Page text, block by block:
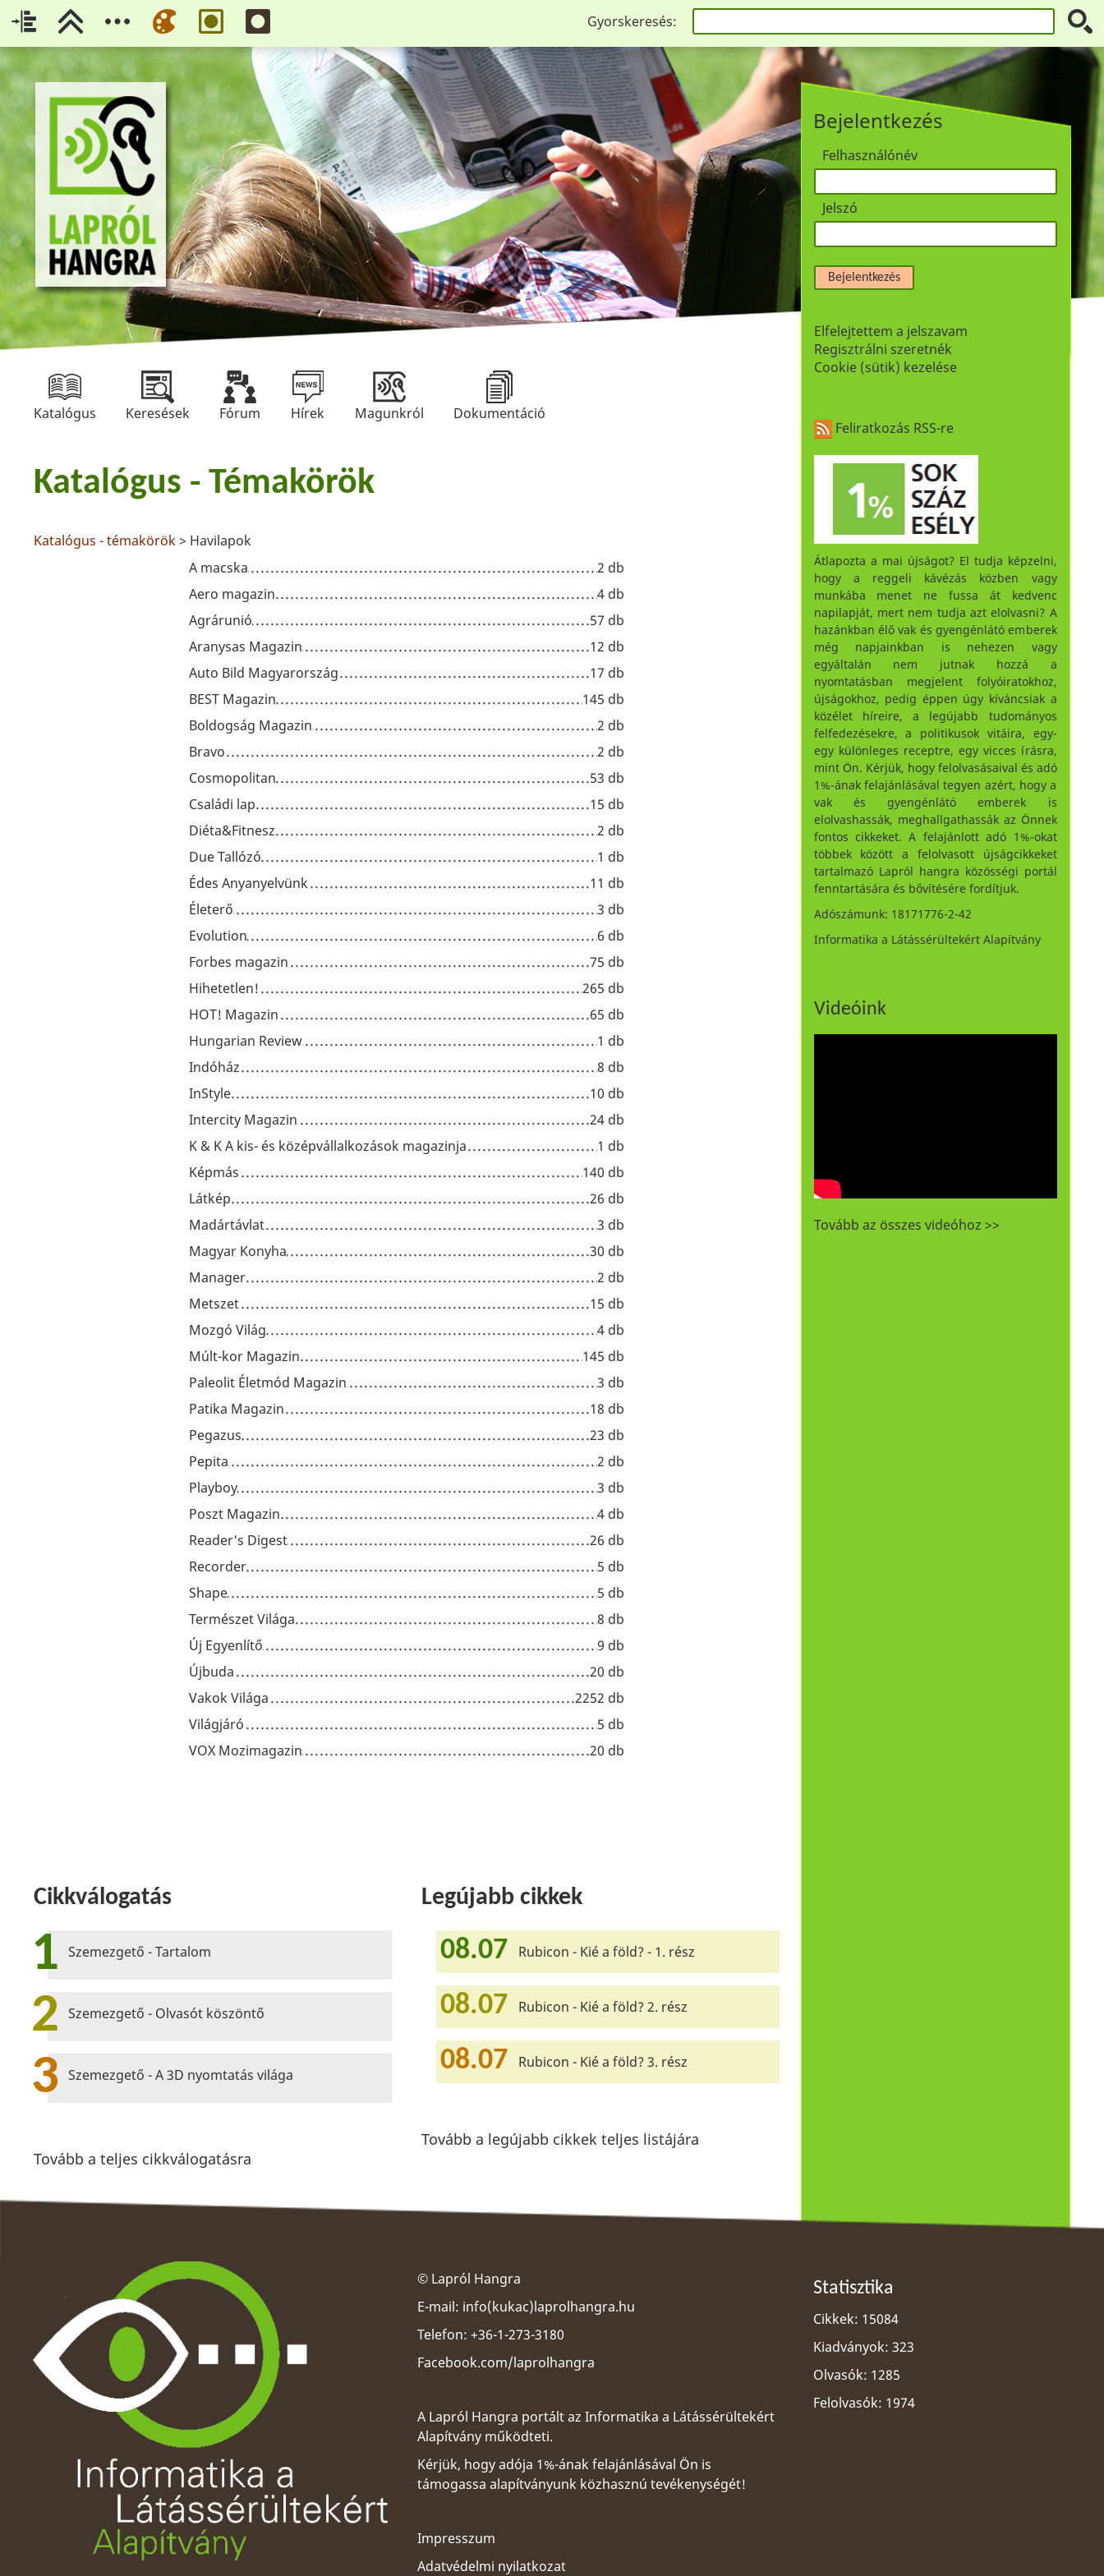
Gyorskeresés:
Bejelentkezés
Felhasználónév
Jelszó
Bejelentkezés
Elfelejtettem a jelszavam
Regisztrálni szeretnék
Cookie (sütik) kezelése
Katalógus Keresések Fórum Hírek Magunkról Dokumentáció
Katalógus - Témakörök
Katalógus - témakörök> Havilapok
A macska
2 db
Aero magazin
4 db
Agrárunió
57 db
Aranysas Magazin
12 db
Auto Bild Magyarország
17 db
BEST Magazin
145 db
Boldogság Magazin
2 db
Bravo
2 db
Cosmopolitan
53 db
Családi lap
15 db
Diéta&Fitnesz
2 db
Due Tallózó
1 db
Édes Anyanyelvünk
11 db
Életerő
3 db
Evolution
6 db
Forbes magazin
75 db
Hihetetlen!
265 db
HOT! Magazin
65 db
Hungarian Review
1 db
Indóház
8 db
InStyle
10 db
Intercity Magazin
24 db
K & K A kis- és középvállalkozások magazinja
1 db
Képmás
140 db
Látkép
26 db
Madártávlat
3 db
Magyar Konyha
30 db
Manager
2 db
Metszet
15 db
Mozgó Világ
4 db
Múlt-kor Magazin
145 db
Paleolit Életmód Magazin
3 db
Patika Magazin
18 db
Pegazus
23 db
Pepita
2 db
Playboy
3 db
Poszt Magazin
4 db
Reader's Digest
26 db
Recorder
5 db
Shape
5 db
Természet Világa
8 db
Új Egyenlítő
9 db
Újbuda
20 db
Vakok Világa
2252 db
Világjáró
5 db
VOX Mozimagazin
20 db
Cikkválogatás
1 Szemezgető - Tartalom
2 Szemezgető - Olvasót köszöntő
3 Szemezgető - A 3D nyomtatás világa
Tovább a teljes cikkválogatásra
Legújabb cikkek
08.07 Rubicon - Kié a föld? - 1. rész
08.07 Rubicon - Kié a föld? 2. rész
08.07 Rubicon - Kié a föld? 3. rész
Tovább a legújabb cikkek teljes listájára
Feliratkozás RSS-re
Átlapozta a mai újságot? El tudja képzelni,
hogy a reggeli kávézás közben vagy
munkába menet ne fussa át kedvenc
napilapját, mert nem tudja azt elolvasni? A
hazánkban élő vak és gyengénlátó emberek
még napjainkban is nehezen vagy
egyáltalán nem jutnak hozzá a
nyomtatásban megjelent folyóiratokhoz,
újságokhoz, pedig éppen úgy kíváncsiak a
közélet híreire, a legújabb tudományos
felfedezésekre, a politikusok vitáira, egy-
egy különleges receptre, egy vicces írásra,
mint Ön. Kérjük, hogy felolvasásaival és adó
1%-ának felajánlásával tegyen azért, hogy a
vak és gyengénlátó emberek is
elolvashassák, meghallgathassák az Önnek
fontos cikkeket. A felajánlott adó 1%-okat
többek között a felolvasott újságcikkeket
tartalmazó Lapról hangra közösségi portál
fenntartására és bővítésére fordítjuk.
Adószámunk: 18171776-2-42
Informatika a Látássérültekért Alapítvány
Videóink
Tovább az összes videóhoz >>
© Lapról Hangra
E-mail: info(kukac)laprolhangra.hu
Telefon: +36-1-273-3180
Facebook.com/laprolhangra
A Lapról Hangra portált az Informatika a Látássérültekért
Alapítványműködteti.
Kérjük, hogy adója 1%-ának felajánlásával Ön is
támogassa alapítványunk közhasznú tevékenységét!
Impresszum
Adatvédelmi nyilatkozat
Statisztika
Cikkek: 15084
Kiadványok: 323
Olvasók: 1285
Felolvasók: 1974